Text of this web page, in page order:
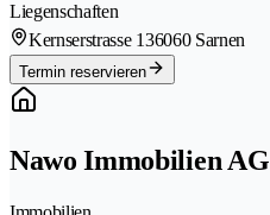
Liegenschaften
Kernserstrasse 136060 Sarnen
Termin reservieren
Nawo Immobilien AG